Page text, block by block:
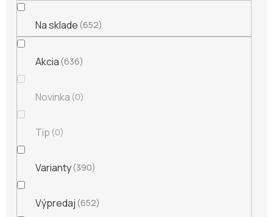
Na sklade 652
Akcia 636
Novinka 0
Tip 0
Varianty 390
Výpredaj 652